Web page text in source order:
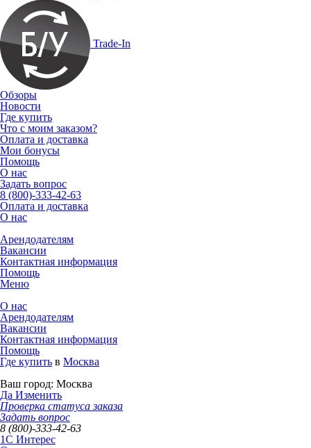
Trade-In
Обзоры
Новости
Где купить
Что с моим заказом?
Оплата и доставка
Мои бонусы
Помощь
О нас
Задать вопрос
8 (800)-333-42-63
Оплата и доставка
О нас
Арендодателям
Вакансии
Контактная информация
Помощь
Меню
О нас
Арендодателям
Вакансии
Контактная информация
Помощь
Где купить в Москва
Ваш город: Москва
Да Изменить
Проверка статуса заказа
Задать вопрос
8 (800)-333-42-63
1C Интерес